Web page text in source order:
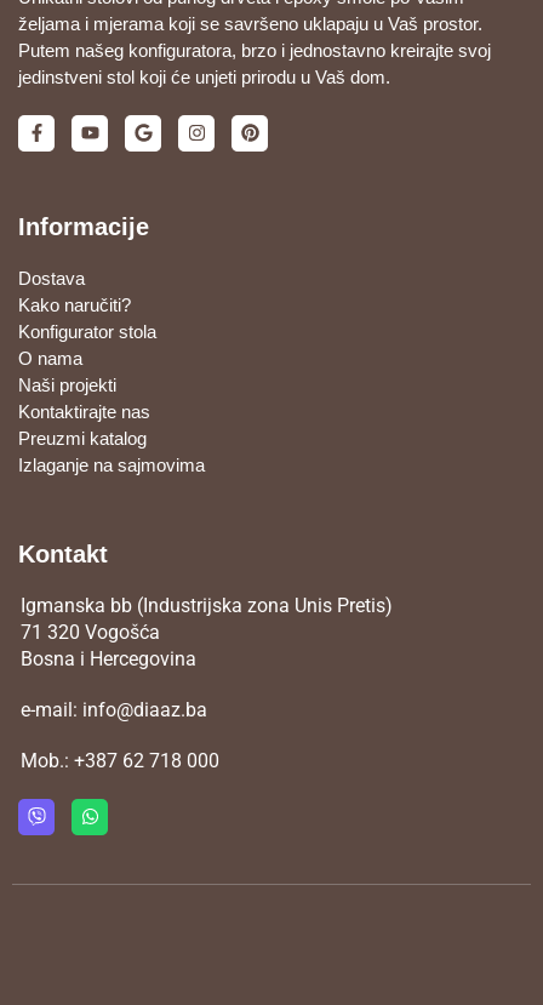
željama i mjerama koji se savršeno uklapaju u Vaš prostor.
Putem našeg konfiguratora, brzo i jednostavno kreirajte svoj
jedinstveni stol koji će unjeti prirodu u Vaš dom.
Informacije
Dostava
Kako naručiti?
Konfigurator stola
O nama
Naši projekti
Kontaktirajte nas
Preuzmi katalog
Izlaganje na sajmovima
Kontakt
Igmanska bb (Industrijska zona Unis Pretis)
71 320 Vogošća
Bosna i Hercegovina
e-mail: info@diaaz.ba
Mob.: +387 62 718 000